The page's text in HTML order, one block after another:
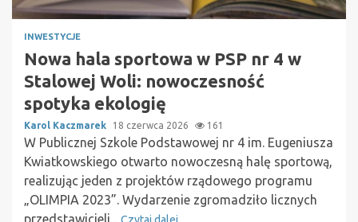
INWESTYCJE
Nowa hala sportowa w PSP nr 4 w
Stalowej Woli: nowoczesność
spotyka ekologię
Karol Kaczmarek 18 czerwca 2026 161
W Publicznej Szkole Podstawowej nr 4 im. Eugeniusza
Kwiatkowskiego otwarto nowoczesną halę sportową,
realizując jeden z projektów rządowego programu
„OLIMPIA 2023”. Wydarzenie zgromadziło licznych
przedstawicieli...